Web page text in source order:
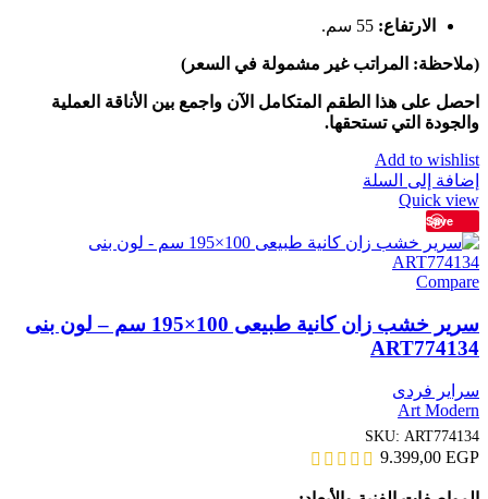
الارتفاع:
(ملاحظة: المراتب غير مشمولة في السعر)
احصل على هذا الطقم المتكامل الآن واجمع بين الأناقة العملية
والجودة التي تستحقها.
Add to wishlist
إضافة إلى السلة
Quick view
Save
Compare
سرير خشب زان كانية طبيعى 100×195 سم – لون بنى
ART774134
سراير فردى
Art Modern
SKU: ART774134
9.399,00 EGP